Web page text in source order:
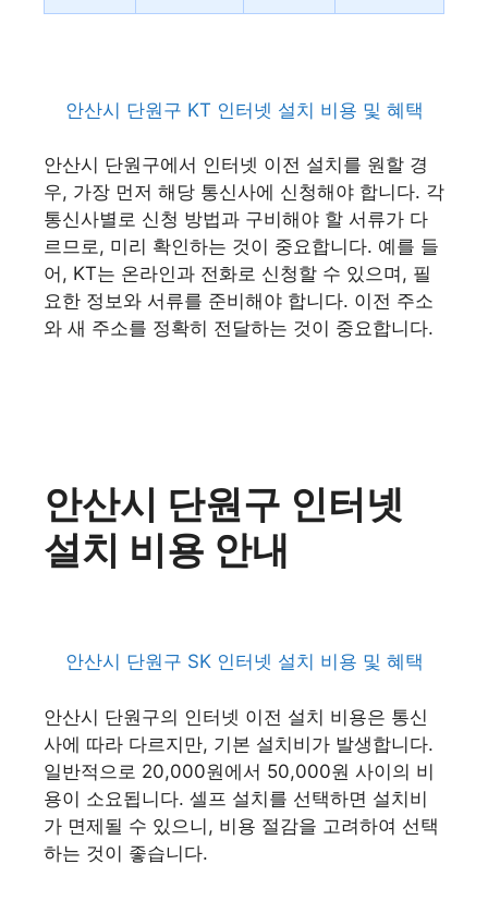
안산시 단원구 KT 인터넷 설치 비용 및 혜택
안산시 단원구에서 인터넷 이전 설치를 원할 경
우, 가장 먼저 해당 통신사에 신청해야 합니다. 각
통신사별로 신청 방법과 구비해야 할 서류가 다
르므로, 미리 확인하는 것이 중요합니다. 예를 들
어, KT는 온라인과 전화로 신청할 수 있으며, 필
요한 정보와 서류를 준비해야 합니다. 이전 주소
와 새 주소를 정확히 전달하는 것이 중요합니다.
안산시 단원구 인터넷
설치 비용 안내
안산시 단원구 SK 인터넷 설치 비용 및 혜택
안산시 단원구의 인터넷 이전 설치 비용은 통신
사에 따라 다르지만, 기본 설치비가 발생합니다.
일반적으로 20,000원에서 50,000원 사이의 비
용이 소요됩니다. 셀프 설치를 선택하면 설치비
가 면제될 수 있으니, 비용 절감을 고려하여 선택
하는 것이 좋습니다.